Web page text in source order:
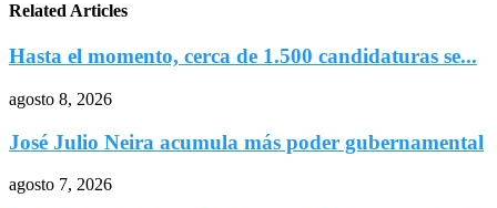
Related Articles
Hasta el momento, cerca de 1.500 candidaturas se...
agosto 8, 2026
José Julio Neira acumula más poder gubernamental
agosto 7, 2026